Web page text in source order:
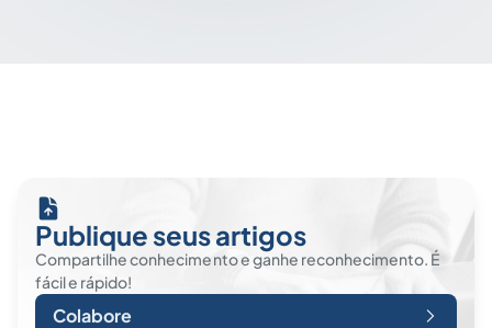
Publique seus artigos
Compartilhe conhecimento e ganhe reconhecimento. É
fácil e rápido!
Colabore